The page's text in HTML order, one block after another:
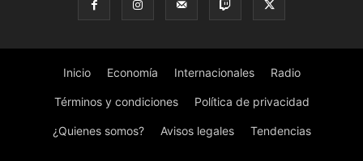
Inicio Economía Internacionales Radio
Términos y condiciones Política de privacidad
¿Quienes somos? Avisos legales Tendencias